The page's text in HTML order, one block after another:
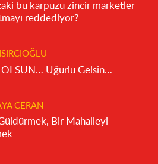
bu karpuzu zincir marketler
reddediyor?
HAYIRLI OLSUN… Uğurlu Gelsin…
CERAN
Bir Mahalleyi